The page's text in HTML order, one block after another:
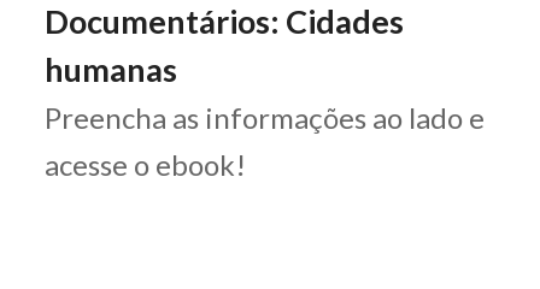
Documentários: Cidades
humanas
Preencha as informações ao lado e
acesse o ebook!